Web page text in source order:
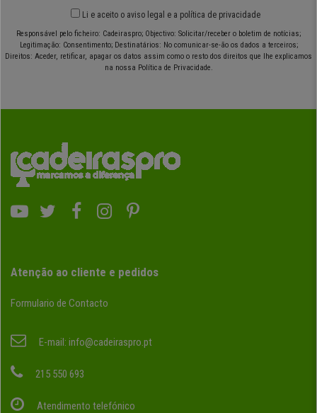
Li e aceito o aviso legal e a política de privacidade
Responsável pelo ficheiro: Cadeiraspro; Objectivo: Solicitar/receber o boletim de notícias;
Legitimação: Consentimento; Destinatários: No comunicar-se-ão os dados a terceiros;
Direitos: Aceder, retificar, apagar os datos assim como o resto dos direitos que lhe explicamos
na nossa Política de Privacidade.
Atenção ao cliente e pedidos
Formulario de Contacto
E-mail: info@cadeiraspro.pt
215 550 693
Atendimento telefónico